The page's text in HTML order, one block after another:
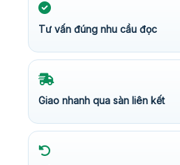
Tư vấn đúng nhu cầu đọc
Giao nhanh qua sàn liên kết